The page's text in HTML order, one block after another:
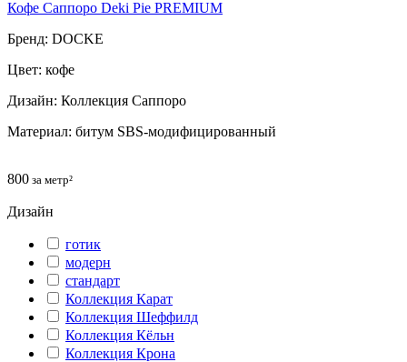
Кофе Саппоро Deki Pie PREMIUM
Бренд: DOCKE
Цвет: кофе
Дизайн: Коллекция Саппоро
Материал: битум SBS-модифицированный
800 за метр²
Дизайн
готик
модерн
cтандарт
Коллекция Карат
Коллекция Шеффилд
Коллекция Кёльн
Коллекция Крона